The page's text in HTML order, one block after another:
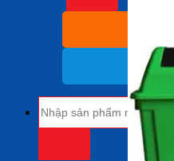
kiếm: